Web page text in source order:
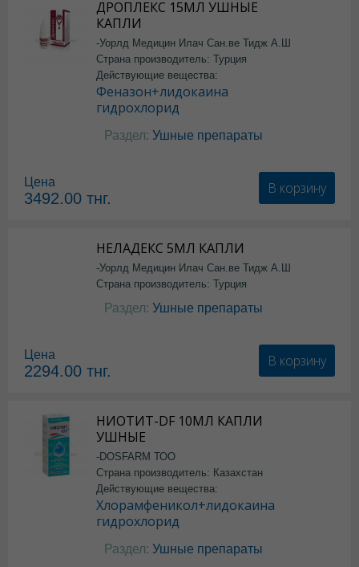
ДРОПЛЕКС 15МЛ УШНЫЕ
КАПЛИ
-Уорлд Медицин Илач Сан.ве Тидж А.Ш
Страна производитель: Турция
Действующие вещества:
Феназон+лидокаина
гидрохлорид
Раздел: Ушные препараты
Цена
3492.00 тнг.
В корзину
НЕЛАДЕКС 5МЛ КАПЛИ
-Уорлд Медицин Илач Сан.ве Тидж А.Ш
Страна производитель: Турция
Раздел: Ушные препараты
Цена
2294.00 тнг.
В корзину
НИОТИТ-DF 10МЛ КАПЛИ
УШНЫЕ
-DOSFARM ТОО
Страна производитель: Казахстан
Действующие вещества:
Хлорамфеникол+лидокаина
гидрохлорид
Раздел: Ушные препараты